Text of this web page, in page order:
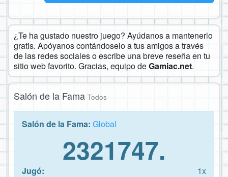
¿Te ha gustado nuestro juego? Ayúdanos a mantenerlo
gratis. Apóyanos contándoselo a tus amigos a través
de las redes sociales o escribe una breve reseña en tu
sitio web favorito. Gracias, equipo deGamiac.net.
Salón de la Fama Todos
Salón de la Fama: Global
2321747.
Jugó:
1x